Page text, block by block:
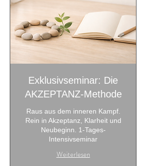
Exklusivseminar: Die
AKZEPTANZ-Methode
Raus aus dem inneren Kampf.
Rein in Akzeptanz, Klarheit und
Neubeginn. 1-Tages-
Intensivseminar
Weiterlesen